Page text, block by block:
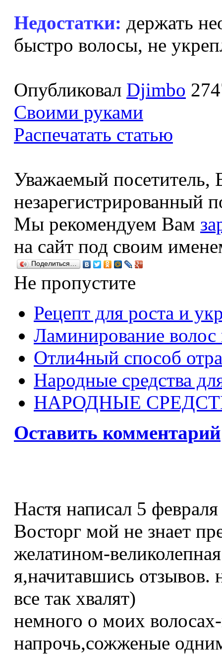
Недостатки: держать
быстро волосы, не
Опубликовал Djimbo
Своими руками
Распечатать статью
Уважаемый посетитель,
незарегистрированный
Мы рекомендуем Вам
на сайт под своим
Поделиться…
Не пропустите
Рецепт для роста и
Ламинирование
Отли4ный способ
Народные средства
НАРОДНЫЕ
Оставить комментарий
Настя написал 5
Восторг мой не знает
желатином-
я,начитавшись отзывов.
все так хвалят)
немного о моих
напрочь,сожженые